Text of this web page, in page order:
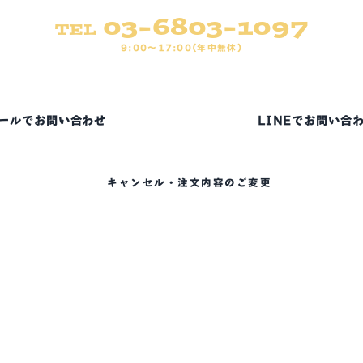
TEL 03-6803-1097
9:00～17:00(年中無休)
ルでお問い合わせ LINEでお問い合
キャンセル・注文内容のご変更